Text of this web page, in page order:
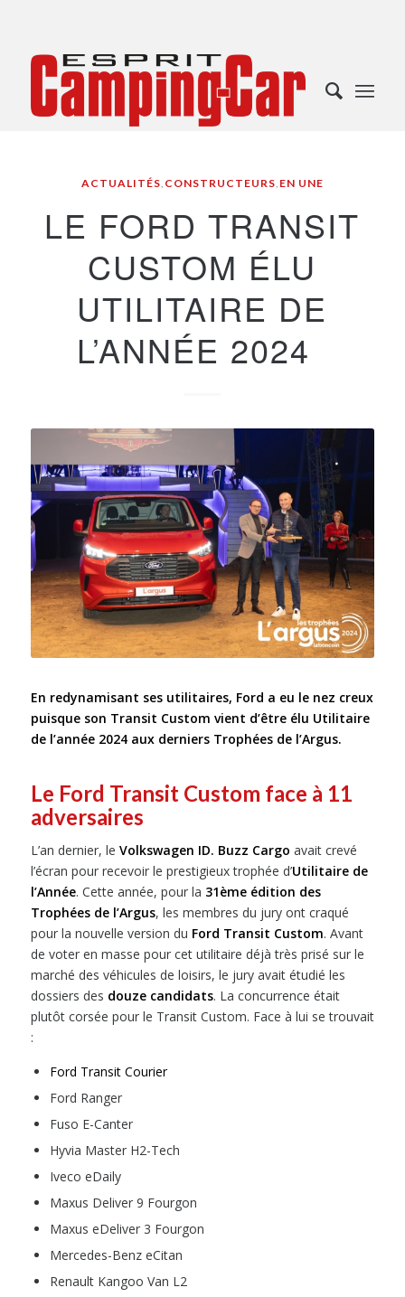
ACTUALITÉS, CONSTRUCTEURS, EN UNE
LE FORD TRANSIT
CUSTOM ÉLU
UTILITAIRE DE
L’ANNÉE 2024
En redynamisant ses utilitaires, Ford a eu le nez creux
puisque son Transit Custom vient d’être élu Utilitaire
de l’année 2024 aux derniers Trophées de l’Argus.
Le Ford Transit Custom face à 11
adversaires
L’an dernier, le Volkswagen ID. Buzz Cargo avait crevé
l’écran pour recevoir le prestigieux trophée d’Utilitaire de
l’Année. Cette année, pour la 31ème édition des
Trophées de l’Argus, les membres du jury ont craqué
pour la nouvelle version du Ford Transit Custom. Avant
de voter en masse pour cet utilitaire déjà très prisé sur le
marché des véhicules de loisirs, le jury avait étudié les
dossiers des douze candidats. La concurrence était
plutôt corsée pour le Transit Custom. Face à lui se trouvait
:
Ford Transit Courier
Ford Ranger
Fuso E-Canter
Hyvia Master H2-Tech
Iveco eDaily
Maxus Deliver 9 Fourgon
Maxus eDeliver 3 Fourgon
Mercedes-Benz eCitan
Renault Kangoo Van L2